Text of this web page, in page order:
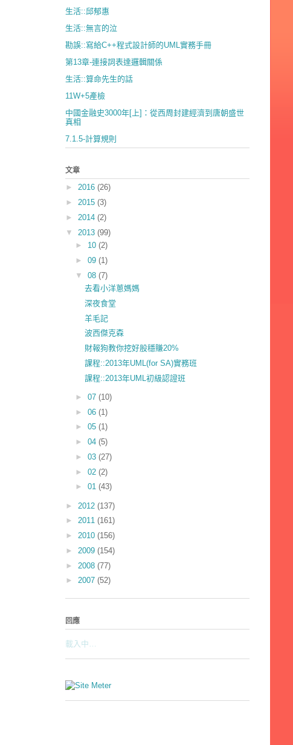
生活::邱郁惠
生活::無言的泣
勘誤::寫給C++程式設計師的UML實務手冊
第13章-連接詞表達邏輯關係
生活::算命先生的話
11W+5產檢
中國金融史3000年[上]：從西周封建經濟到唐朝盛世
真相
7.1.5-計算規則
文章
► 2016 (26)
► 2015 (3)
► 2014 (2)
▼ 2013 (99)
► 10 (2)
► 09 (1)
▼ 08 (7)
去看小洋蔥媽媽
深夜食堂
羊毛記
波西傑克森
財報狗教你挖好股穩賺20%
課程::2013年UML(for SA)實務班
課程::2013年UML初級認證班
► 07 (10)
► 06 (1)
► 05 (1)
► 04 (5)
► 03 (27)
► 02 (2)
► 01 (43)
► 2012 (137)
► 2011 (161)
► 2010 (156)
► 2009 (154)
► 2008 (77)
► 2007 (52)
回應
載入中…